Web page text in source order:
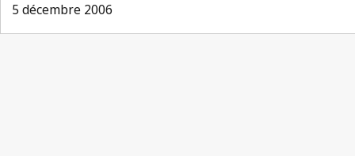
5 décembre 2006